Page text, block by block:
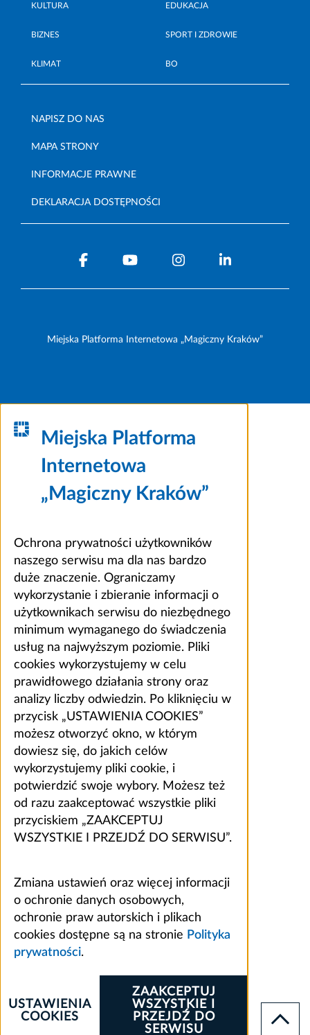
KULTURA EDUKACJA
BIZNES SPORT I ZDROWIE
KLIMAT BO
NAPISZ DO NAS
MAPA STRONY
INFORMACJE PRAWNE
DEKLARACJA DOSTĘPNOŚCI
Miejska Platforma Internetowa „Magiczny Kraków”
Miejska Platforma
Internetowa
„Magiczny Kraków”
Ochrona prywatności użytkowników
naszego serwisu ma dla nas bardzo
duże znaczenie. Ograniczamy
wykorzystanie i zbieranie informacji o
użytkownikach serwisu do niezbędnego
minimum wymaganego do świadczenia
usług na najwyższym poziomie. Pliki
cookies wykorzystujemy w celu
prawidłowego działania strony oraz
analizy liczby odwiedzin. Po kliknięciu w
przycisk „USTAWIENIA COOKIES”
możesz otworzyć okno, w którym
dowiesz się, do jakich celów
wykorzystujemy pliki cookie, i
potwierdzić swoje wybory. Możesz też
od razu zaakceptować wszystkie pliki
przyciskiem „ZAAKCEPTUJ
WSZYSTKIE I PRZEJDŹ DO SERWISU”.
Zmiana ustawień oraz więcej informacji
o ochronie danych osobowych,
ochronie praw autorskich i plikach
cookies dostępne są na stronie Polityka
prywatności.
ZAAKCEPTUJ
WSZYSTKIE I
PRZEJDŹ DO
SERWISU
USTAWIENIA
COOKIES